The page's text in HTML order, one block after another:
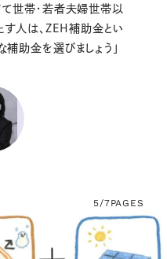
て世帯・若者夫婦世帯以
人は、ZEH補助金とい
補助金を選びましょう」
5/7PAGES